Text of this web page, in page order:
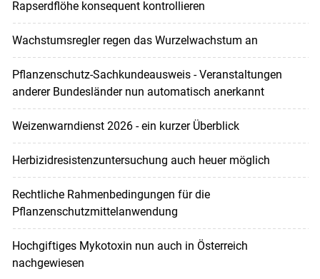
Rapserdflöhe konsequent kontrollieren
Wachstumsregler regen das Wurzelwachstum an
Pflanzenschutz-Sachkundeausweis - Veranstaltungen
anderer Bundesländer nun automatisch anerkannt
Weizenwarndienst 2026 - ein kurzer Überblick
Herbizidresistenzuntersuchung auch heuer möglich
Rechtliche Rahmenbedingungen für die
Pflanzenschutzmittelanwendung
Hochgiftiges Mykotoxin nun auch in Österreich
nachgewiesen